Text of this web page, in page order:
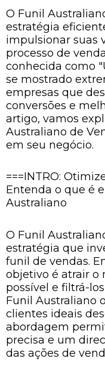
O Funil
estratégia
impulsionar suas
processo de
conhecida como
se mostrado
empresas que
conversões e
artigo, vamos
Australiano de
em seu negócio.
===INTRO:
Entenda o que é
Australiano
O Funil
estratégia que
funil de vendas.
objetivo é atrair o
possível e filtrá-
Funil Australiano
clientes ideais
abordagem
precisa e um
das ações de